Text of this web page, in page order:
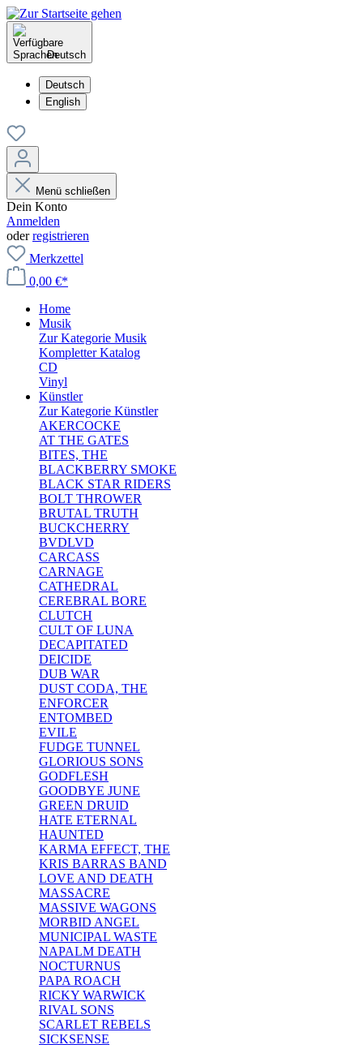
Deutsch
Deutsch
English
Menü schließen
Dein Konto
Anmelden
oderregistrieren
Merkzettel
0,00 €*
Home
Musik
Zur Kategorie Musik
Kompletter Katalog
CD
Vinyl
Künstler
Zur Kategorie Künstler
AKERCOCKE
AT THE GATES
BITES, THE
BLACKBERRY SMOKE
BLACK STAR RIDERS
BOLT THROWER
BRUTAL TRUTH
BUCKCHERRY
BVDLVD
CARCASS
CARNAGE
CATHEDRAL
CEREBRAL BORE
CLUTCH
CULT OF LUNA
DECAPITATED
DEICIDE
DUB WAR
DUST CODA, THE
ENFORCER
ENTOMBED
EVILE
FUDGE TUNNEL
GLORIOUS SONS
GODFLESH
GOODBYE JUNE
GREEN DRUID
HATE ETERNAL
HAUNTED
KARMA EFFECT, THE
KRIS BARRAS BAND
LOVE AND DEATH
MASSACRE
MASSIVE WAGONS
MORBID ANGEL
MUNICIPAL WASTE
NAPALM DEATH
NOCTURNUS
PAPA ROACH
RICKY WARWICK
RIVAL SONS
SCARLET REBELS
SICKSENSE